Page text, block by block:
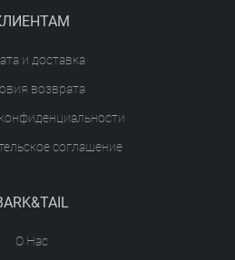
и доставка
возврата
соглашение
О Нас